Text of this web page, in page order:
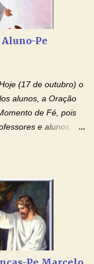
Momento de Fé)
Seu Nome, peço
árvore
e vivificante,
Aluno-Pe
(17 de outubro) o
alunos, a Oração
de Fé, pois
e alunos.
da prova. Confie no
Nossa Senhora.
Adriana-Devoção e
e por sinal,
conversando com